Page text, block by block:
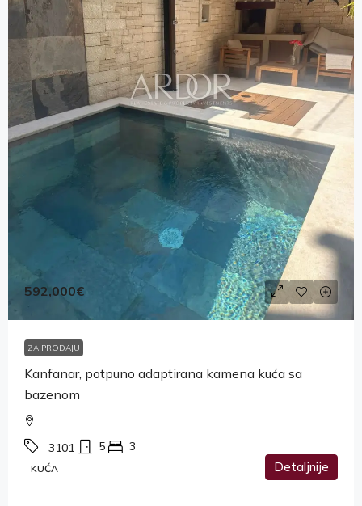
592,000€
ZA PRODAJU
Kanfanar, potpuno adaptirana kamena kuća sa
bazenom
3101 5 3
KUĆA Detaljnije